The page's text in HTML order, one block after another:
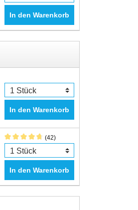
In den Warenkorb
In den Warenkorb
(42)
In den Warenkorb